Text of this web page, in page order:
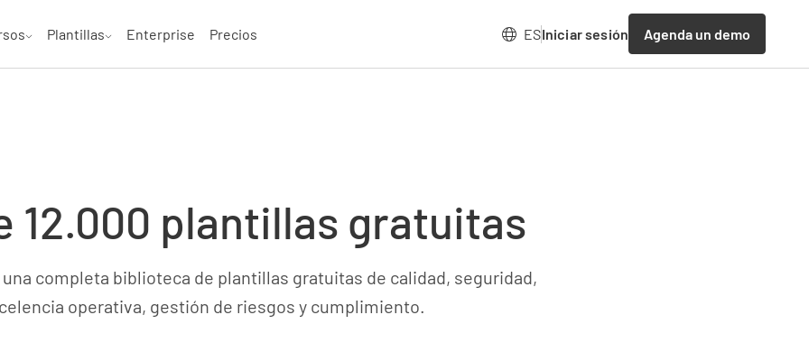
Plantillas Enterprise Precios ESIniciar sesión Agenda un demo
12.000 plantillas gratuitas
completa biblioteca de plantillas gratuitas de calidad, seguridad,
operativa, gestión de riesgos y cumplimiento.